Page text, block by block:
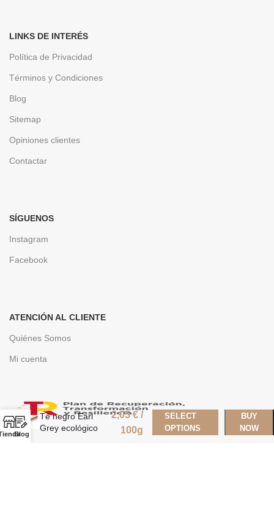
LINKS DE INTERÉS
Política de Privacidad
Términos y Condiciones
Blog
Sitemap
Opiniones clientes
Contactar
SÍGUENOS
Instagram
Facebook
ATENCIÓN AL CLIENTE
Quiénes Somos
Mi cuenta
Blog
Té negro Earl
Grey ecológico
2,05€/
100g
SELECT
OPTIONS
BUY
NOW